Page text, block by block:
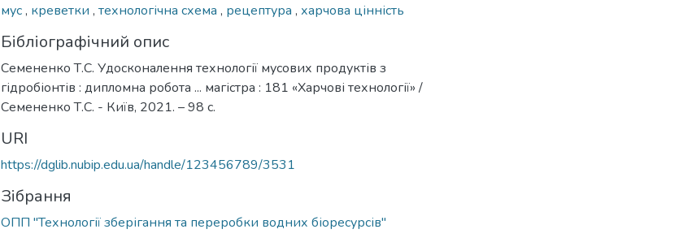
мус, креветки , технологічна схема , рецептура , харчова цінність
Бібліографічний опис
Семененко Т.С. Удосконалення технології мусових продуктів з
гідробіонтів : дипломна робота ... магістра : 181 «Харчові технології» /
Семененко Т.С. - Київ, 2021. – 98 с.
URI
https://dglib.nubip.edu.ua/handle/123456789/3531
Зібрання
ОПП "Технології зберігання та переробки водних біоресурсів"